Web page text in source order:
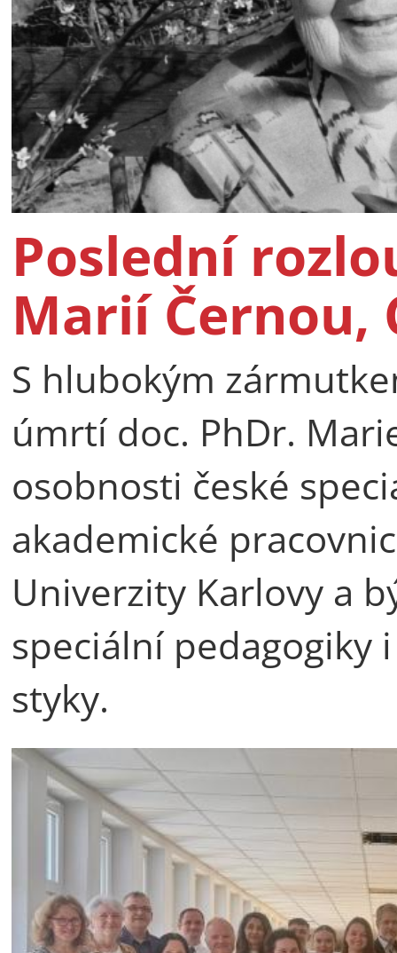
Poslední
Marií Černou,
S hlubokým
úmrtí doc. PhDr.
osobnosti české
akademické
Univerzity Karlovy a
speciální pedagogiky
styky.